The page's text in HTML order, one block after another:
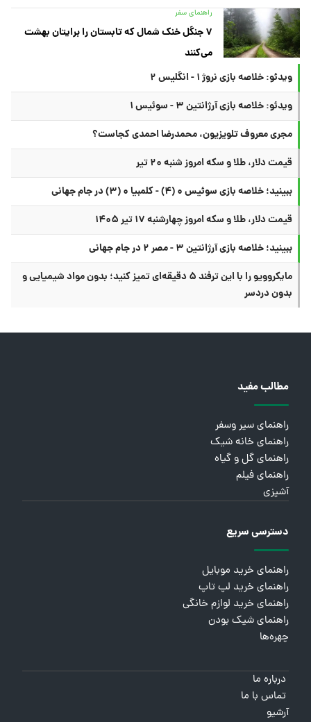
راهنمای سفر
۷ جنگل خنک شمال که تابستان را برایتان بهشت
می‌کنند
ویدئو: خلاصه بازی نروژ ۱ - انگلیس ۲
ویدئو: خلاصه بازی آرژانتین ۳ - سوئیس ۱
مجری معروف تلویزیون، محمدرضا احمدی کجاست؟
قیمت دلار، طلا و سکه امروز شنبه ۲۰ تیر
ببینید؛ خلاصه بازی سوئیس ۰ (۴) - کلمبیا ۰ (۳) در جام جهانی
قیمت دلار، طلا و سکه امروز چهارشنبه ۱۷ تیر ۱۴۰۵
ببینید؛ خلاصه بازی آرژانتین ۳ - مصر ۲ در جام جهانی
مایکروویو را با این ترفند ۵ دقیقه‌ای تمیز کنید؛ بدون مواد شیمیایی و
بدون دردسر
مطالب مفید
راهنمای سیر وسفر
راهنمای خانه شیک
راهنمای گل و گیاه
راهنمای فیلم
آشپزی
دسترسی سریع
راهنمای خرید موبایل
راهنمای خرید لپ تاپ
راهنمای خرید لوازم خانگی
راهنمای شیک بودن
چهره‌ها
درباره ما
تماس با ما
آرشیو